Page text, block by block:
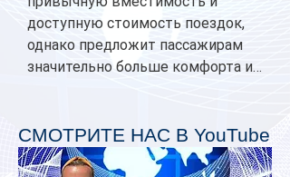
доступную стоимость поездок,
однако предложит пассажирам
значительно больше комфорта и
планируется начать в 2027 году.
Одним из главных нововведений
СМОТРИТЕ НАС В YouTube